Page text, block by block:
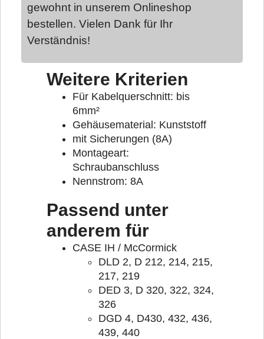
gewohnt in unserem Onlineshop
bestellen. Vielen Dank für Ihr
Verständnis!
Weitere Kriterien
Für Kabelquerschnitt: bis
6mm²
Gehäusematerial: Kunststoff
mit Sicherungen (8A)
Montageart:
Schraubanschluss
Nennstrom: 8A
Passend unter
anderem für
CASE IH / McCormick
DLD 2, D 212, 214, 215,
217, 219
DED 3, D 320, 322, 324,
326
DGD 4, D430, 432, 436,
439, 440